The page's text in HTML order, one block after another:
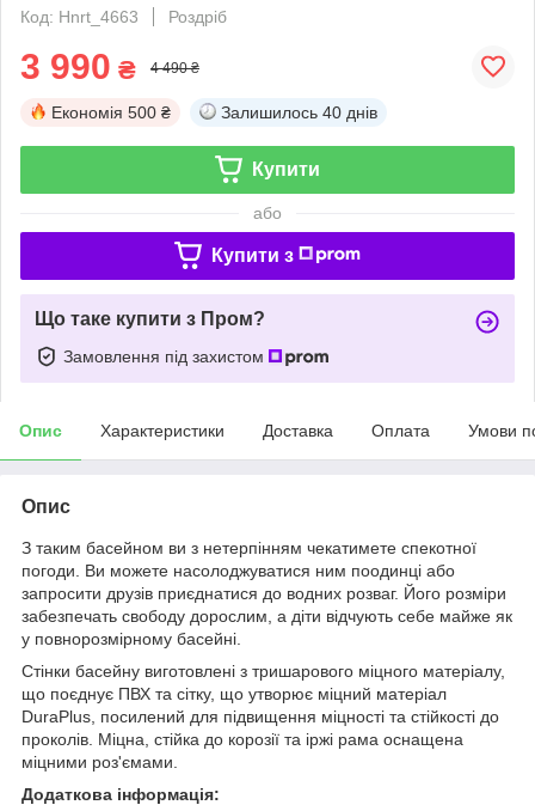
Код: Hnrt_4663
Роздріб
3 990 ₴ 4 490 ₴
Економія 500 ₴ Залишилось 40 днів
Купити
або
Купити з
Що таке купити з Пром?
Замовлення під захистом
Опис Характеристики Доставка Оплата Умови
Опис
З таким басейном ви з нетерпінням чекатимете спекотної
погоди. Ви можете насолоджуватися ним поодинці або
запросити друзів приєднатися до водних розваг. Його розміри
забезпечать свободу дорослим, а діти відчують себе майже як
у повнорозмірному басейні.
Стінки басейну виготовлені з тришарового міцного матеріалу,
що поєднує ПВХ та сітку, що утворює міцний матеріал
DuraPlus, посилений для підвищення міцності та стійкості до
проколів. Міцна, стійка до корозії та іржі рама оснащена
міцними роз'ємами.
Додаткова інформація: